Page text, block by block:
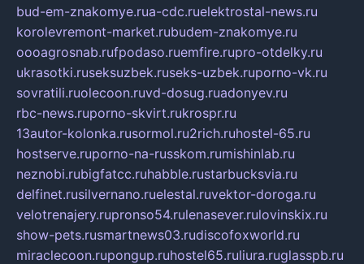
bud-em-znakomye.rua-cdc.ruelektrostal-news.ru
korolevremont-market.rubudem-znakomye.ru
oooagrosnab.rufpodaso.ruemfire.rupro-otdelky.ru
ukrasotki.ruseksuzbek.ruseks-uzbek.ruporno-vk.ru
sovratili.ruolecoon.ruvd-dosug.ruadonyev.ru
rbc-news.ruporno-skvirt.rukrospr.ru
13autor-kolonka.rusormol.ru2rich.ruhostel-65.ru
hostserve.ruporno-na-russkom.rumishinlab.ru
neznobi.rubigfatcc.ruhabble.rustarbucksvia.ru
delfinet.rusilvernano.ruelestal.ruvektor-doroga.ru
velotrenajery.rupronso54.rulenasever.rulovinskix.ru
show-pets.rusmartnews03.rudiscofoxworld.ru
miraclecoon.rupongup.ruhostel65.ruliura.ruglasspb.ru